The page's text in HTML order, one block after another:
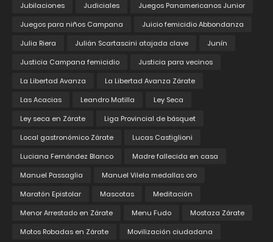
Jubilaciones
Judiciales
Juegos Panamericanos Junior
Juegos para niños Campana
Juicio femicidio Abbondanza
Julia Riera
Julián Scartascini atajada clave
Junín
Justicia Campana femicidio
Justicia para vecinos
La Libertad Avanza
La Libertad Avanza Zárate
Las Acacias
Leandro Matilla
Ley Seca
Ley seca en Zárate
Liga Provincial de básquet
Local gastronómico Zárate
Lucas Castiglioni
Luciana Fernández Blanco
Madre fallecida en casa
Manuel Passaglia
Manuel Vilela medallas oro
Maratón Epistolar
Mascotas
Meditación
Menor Arrestado en Zárate
Menu Fudo
Mostaza Zárate
Motos Robadas en Zárate
Movilización ciudadana